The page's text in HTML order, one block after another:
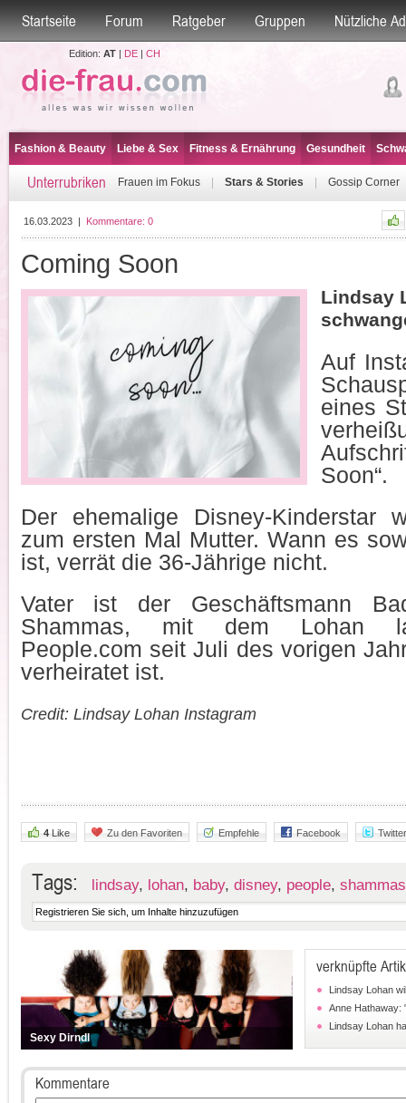
Startseite Forum Ratgeber Gruppen Nützliche
Edition: AT| DE| CH
Fashion & Beauty Liebe & Sex Fitness & Ernährung Gesundheit
Unterrubriken Frauen im Fokus Stars & Stories Gossip Corner
16.03.2023| Kommentare: 0
Coming Soon
Lindsay
Auf
eines
Soon“.
Der ehemalige Disney-Kinderstar
zum ersten Mal Mutter. Wann es
ist, verrät die 36-Jährige nicht.
Vater ist der Geschäftsmann
Shammas, mit dem Lohan
People.com seit Juli des vorigen
verheiratet ist.
Credit: Lindsay Lohan Instagram
4Like Zu den Favoriten Empfehle Facebook Twitter
Tags: lindsay, lohan, baby, disney, people, shammas
Sexy Dirndl
verknüpfte
Lindsay Lohan
Anne Hathaway:
Lindsay Lohan
Kommentare